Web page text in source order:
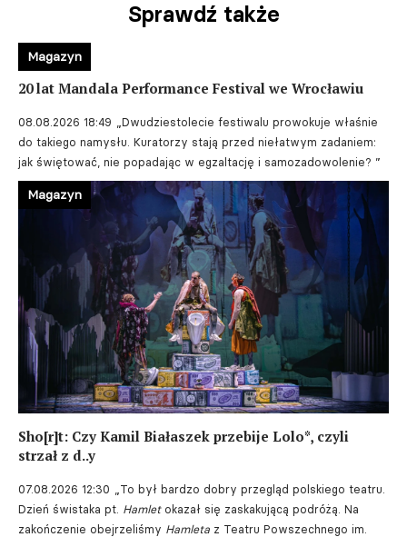
Sprawdź także
20 lat Mandala Performance Festival we Wrocławiu
08.08.2026 18:49 „Dwudziestolecie festiwalu prowokuje właśnie
do takiego namysłu. Kuratorzy stają przed niełatwym zadaniem:
jak świętować, nie popadając w egzaltację i samozadowolenie? ”
Magazyn
Sho[r]t: Czy Kamil Białaszek przebije Lolo*, czyli
strzał z d..y
07.08.2026 12:30
„To był bardzo dobry przegląd polskiego teatru.
Dzień świstaka pt. Hamletokazał się zaskakującą podróżą. Na
zakończenie obejrzeliśmy Hamleta z Teatru Powszechnego im.
Magazyn